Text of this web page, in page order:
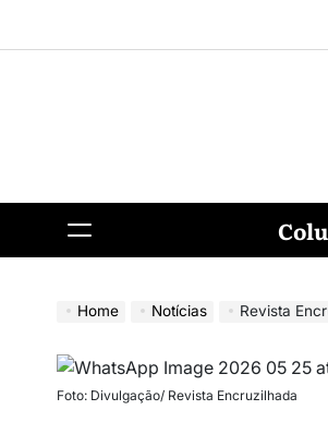
Home Notícias Revista
Foto: Divulgação/ Revista Encruzilhada